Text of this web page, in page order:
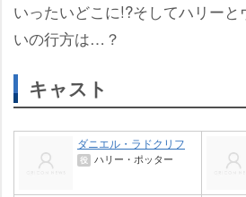
いったいどこに!?そしてハリー
いの行方は…？
キャスト
ダニエル・ラドクリフ
役 ハリー・ポッター